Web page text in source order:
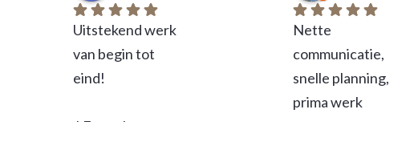
Uitstekend werk
van begin tot
eind!
J.E. van Laar
Nette
communicatie,
snelle planning,
prima werk